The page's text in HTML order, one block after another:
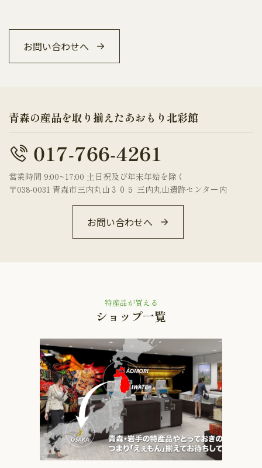
お問い合わせへ
青森の産品を取り揃えたあおもり北彩館
営業時間 9:00~17:00 土日祝及び年末年始を除く
〒038-0031 青森市三内丸山３０５ 三内丸山遺跡センター内
お問い合わせへ
特産品が買える
ショップ一覧